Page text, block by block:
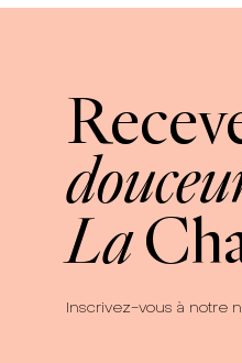
La
Inscrivez-vous à notre